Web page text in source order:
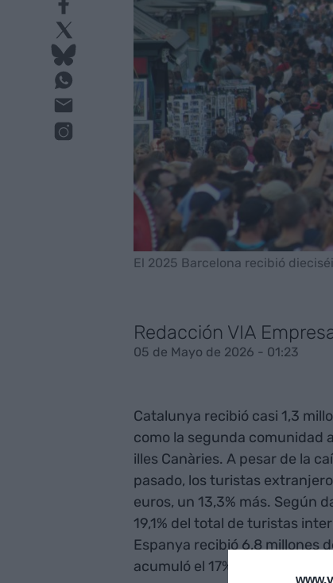
El 2025 Barcelona recibió
Redacción VIA
05 de Mayo de 2026 - 01:23
Catalunya recibió casi 1,3
como la segunda comunidad
illes Canàries. A pesar de la
pasado, los turistas
euros, un 13,3% más. Según
19,1% del total de turistas
Espanya recibió 6,8 millones
acumuló el 17% del total